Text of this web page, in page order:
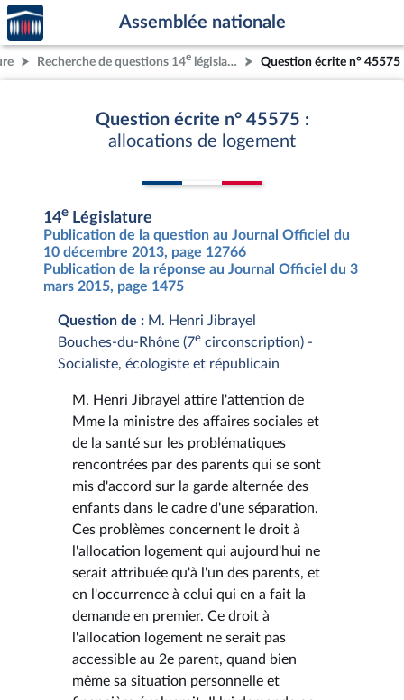
Aller au contenu
Aller en bas de la page
Accèder
à la
page
d'accueil
Assemblée nationale
Recherche de questions 14e législature Question écrite n° 45575
Question écrite n° 45575 :
allocations de logement
14e Législature
Publication de la question au Journal Officiel du
10 décembre 2013, page 12766
Publication de la réponse au Journal Officiel du 3
mars 2015, page 1475
Question de : M. Henri Jibrayel
Bouches-du-Rhône (7e circonscription) -
Socialiste, écologiste et républicain
M. Henri Jibrayel attire l'attention de
Mme la ministre des affaires sociales et
de la santé sur les problématiques
rencontrées par des parents qui se sont
mis d'accord sur la garde alternée des
enfants dans le cadre d'une séparation.
Ces problèmes concernent le droit à
l'allocation logement qui aujourd'hui ne
serait attribuée qu'à l'un des parents, et
en l'occurrence à celui qui en a fait la
demande en premier. Ce droit à
l'allocation logement ne serait pas
accessible au 2e parent, quand bien
même sa situation personnelle et